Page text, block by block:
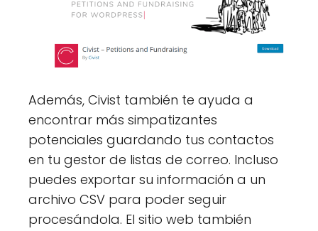
Además, Civist también te ayuda a
encontrar más simpatizantes
potenciales guardando tus contactos
en tu gestor de listas de correo. Incluso
puedes exportar su información a un
archivo CSV para poder seguir
procesándola. El sitio web también